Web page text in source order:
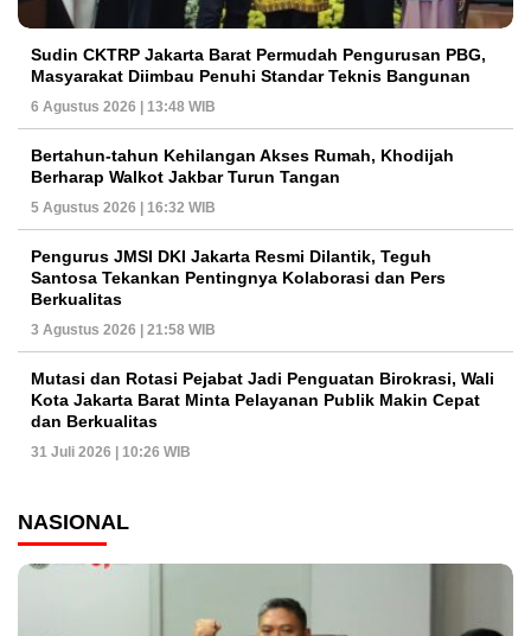
Sudin CKTRP Jakarta Barat Permudah Pengurusan PBG,
Masyarakat Diimbau Penuhi Standar Teknis Bangunan
6 Agustus 2026 | 13:48 WIB
Bertahun-tahun Kehilangan Akses Rumah, Khodijah
Berharap Walkot Jakbar Turun Tangan
5 Agustus 2026 | 16:32 WIB
Pengurus JMSI DKI Jakarta Resmi Dilantik, Teguh
Santosa Tekankan Pentingnya Kolaborasi dan Pers
Berkualitas
3 Agustus 2026 | 21:58 WIB
Mutasi dan Rotasi Pejabat Jadi Penguatan Birokrasi, Wali
Kota Jakarta Barat Minta Pelayanan Publik Makin Cepat
dan Berkualitas
31 Juli 2026 | 10:26 WIB
NASIONAL